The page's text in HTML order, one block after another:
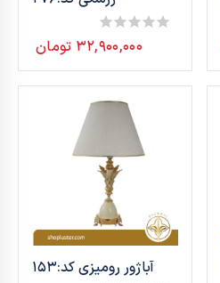
0
۳۲,۹۰۰,۰۰۰ تومان
آباژور رومیزی کد:153